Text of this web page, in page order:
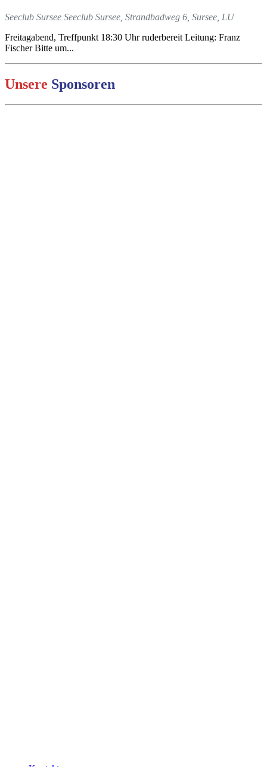
Seeclub Sursee Seeclub Sursee, Strandbadweg 6, Sursee, LU
Freitagabend, Treffpunkt 18:30 Uhr ruderbereit Leitung: Franz
Fischer Bitte um...
Unsere Sponsoren